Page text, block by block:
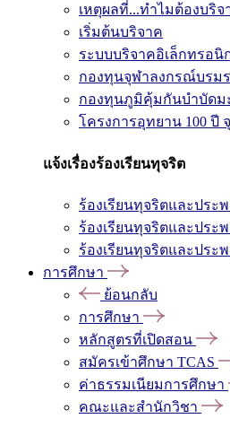
เหตุผลที่...ทำไมต้องบริจ
เริ่มต้นบริจาค
ระบบบริจาคอิเล็กทรอนิ
กองทุนจุฬาลงกรณ์บรม
กองทุนภูมิคุ้มกันบำบัดม
โครงการอุทยาน 100 ปี
แจ้งเรื่องร้องเรียนทุจริต
ร้องเรียนทุจริตและประ
ร้องเรียนทุจริตและประ
ร้องเรียนทุจริตและประ
การศึกษา
ย้อนกลับ
การศึกษา
หลักสูตรที่เปิดสอน
สมัครเข้าศึกษา TCAS
ค่าธรรมเนียมการศึกษา
คณะและสำนักวิชา